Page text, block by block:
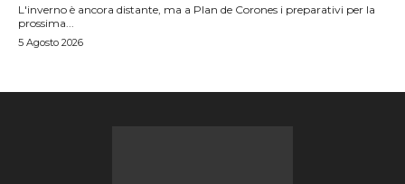
L'inverno è ancora distante, ma a Plan de Corones i preparativi per la
prossima...
5 Agosto 2026